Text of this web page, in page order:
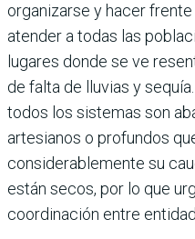
organizarse y hacer
atender a todas las
lugares donde se ve
de falta de lluvias y
todos los sistemas son
artesianos o profundos
considerablemente su
están secos, por lo que
coordinación entre